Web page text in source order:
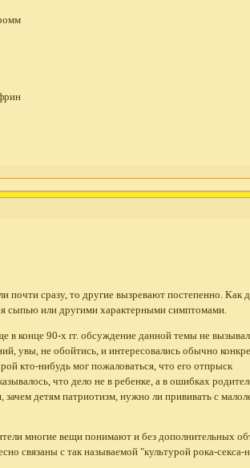
почти сразу, то другие вызревают постепенно. Как
сыпью или другими характерными симптомами.
в конце 90-х гг. обсуждение данной темы не
увы, не обойтись, и интересовались обычно
кто-нибудь мог пожаловаться, что его отпрыск
что дело не в ребенке, а в ошибках
детям патриотизм, нужно ли прививать с
многие вещи понимают и без дополнительных
связаны с так называемой "культурой рока-секса-